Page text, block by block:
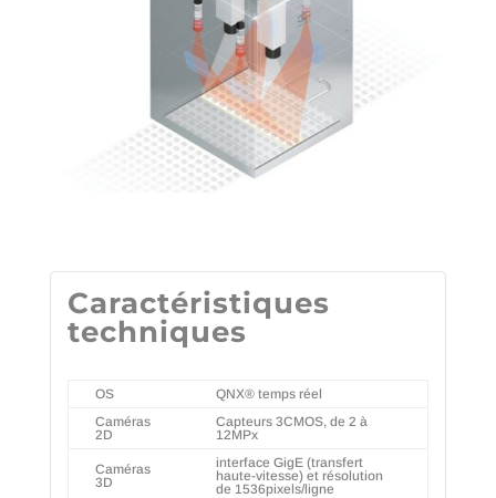
Caractéristiques
techniques
OS
QNX® temps réel
Caméras
2D
Capteurs 3CMOS, de 2 à
12MPx
Caméras
3D
interface GigE (transfert
haute-vitesse) et résolution
de 1536pixels/ligne